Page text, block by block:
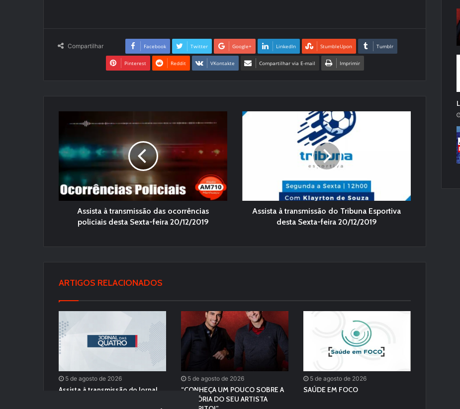
Compartilhar Facebook Twitter Google+ LinkedIn StumbleUpon Tumblr
Pinterest Reddit VKontakte Compartilhar via E-mail Imprimir
Assista à transmissão das ocorrências
policiais desta Sexta-feira 20/12/2019
Assista à transmissão do Tribuna Esportiva
desta Sexta-feira 20/12/2019
ARTIGOS RELACIONADOS
5 de agosto de 2026
Assista à transmissão do Jornal
5 de agosto de 2026
“CONHEÇA UM POUCO SOBRE A
HISTÓRIA DO SEU ARTISTA
5 de agosto de 2026
SAÚDE EM FOCO